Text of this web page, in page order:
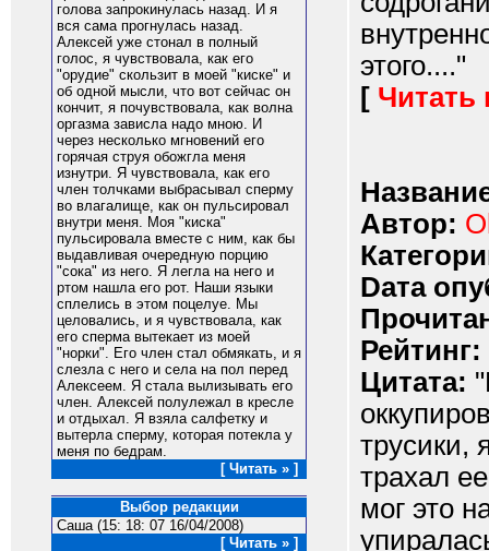
голова запрокинулась назад. И я
вся сама прогнулась назад.
Алексей уже стонал в полный
голос, я чувствовала, как его
"орудие" скользит в моей "киске" и
об одной мысли, что вот сейчас он
кончит, я почувствовала, как волна
оргазма зависла надо мною. И
через несколько мгновений его
горячая струя обожгла меня
изнутри. Я чувствовала, как его
член толчками выбрасывал сперму
во влагалище, как он пульсировал
внутри меня. Моя "киска"
пульсировала вместе с ним, как бы
выдавливая очередную порцию
"сока" из него. Я легла на него и
ртом нашла его рот. Наши языки
сплелись в этом поцелуе. Мы
целовались, и я чувствовала, как
его сперма вытекает из моей
"норки". Его член стал обмякать, и я
слезла с него и села на пол перед
Алексеем. Я стала вылизывать его
член. Алексей полулежал в кресле
и отдыхал. Я взяла салфетку и
вытерла сперму, которая потекла у
меня по бедрам.
[ Читать » ]
Выбор редакции
Саша (15: 18: 07 16/04/2008)
[ Читать » ]
этого...."
[ Читать
Автор:
Dата
Рейтинг:
Цитата:
трусики,
трахал
мог это